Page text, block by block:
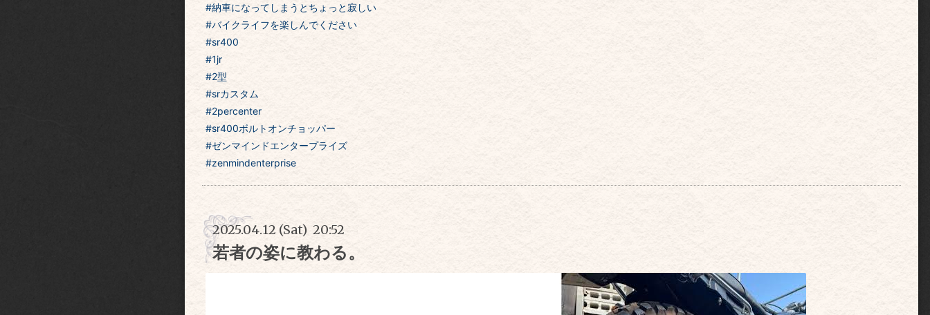
#納車になってしまうとちょっと寂しい
#バイクライフを楽しんでください
#sr400
#1jr
#2型
#srカスタム
#2percenter
#sr400ボルトオンチョッパー
#ゼンマインドエンタープライズ
#zenmindenterprise
2025.04.12 (Sat) 20:52
若者の姿に教わる。